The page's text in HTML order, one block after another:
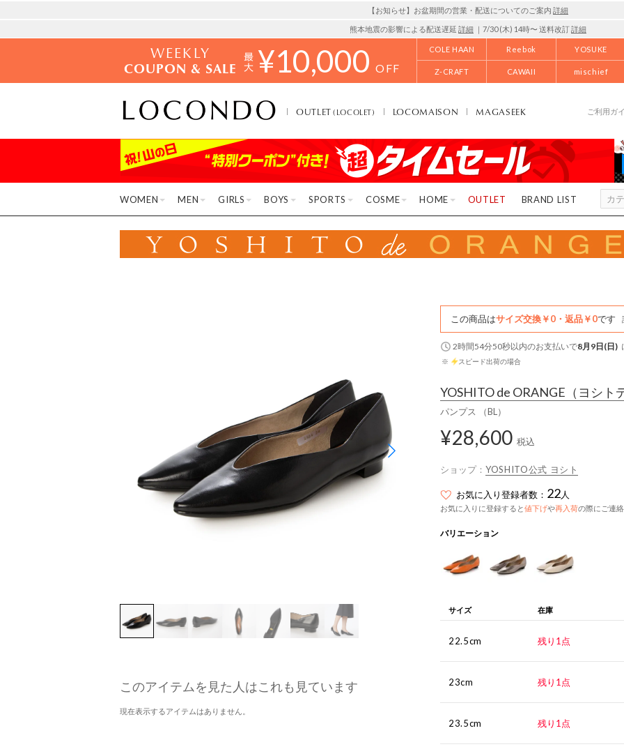
【お知らせ】お盆期間の営業・配送についてのご案内 詳細
熊本地震の影響による配送遅延 詳細 ｜7/30 (木) 14時〜 送料改訂詳細
WEEKLY
COUPON & SALE ¥10,000 OFF
COLE HAAN Reebok YOSUKE
Z-CRAFT CAWAII mischief
OUTLET(LOCOLET) LOCOMAISON MAGASEEK ご利用ガ
WOMEN MEN GIRLS BOYS SPORTS COSME HOME OUTLET BRAND LIST
このアイテムを見た人はこれも見ています
現在表示するアイテムはありません。
この商品はサイズ交換￥0・返品￥0です
2時間54分49秒以内のお支払いで8月9日(日)
※ スピード出荷の場合
YOSHITO de ORANGE （ヨシト
パンプス （BL）
¥28,600 税込
ショップ： YOSHITO公式 ヨシト
お気に入り登録者数： 22人
お気に入りに登録すると値下げや再入荷の際にご連
バリエーション
サイズ 在庫
22.5cm 残り1点
23cm 残り1点
23.5cm 残り1点